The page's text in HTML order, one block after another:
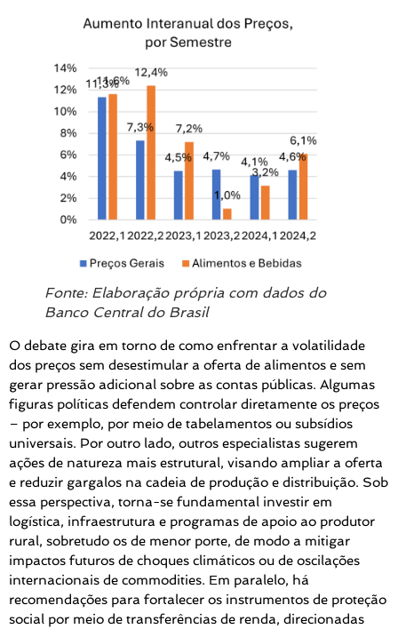
Fonte: Elaboração própria com dados do
Banco Central do Brasil
O debate gira em torno de como enfrentar a volatilidade
dos preços sem desestimular a oferta de alimentos e sem
gerar pressão adicional sobre as contas públicas. Algumas
figuras políticas defendem controlar diretamente os preços
– por exemplo, por meio de tabelamentos ou subsídios
universais. Por outro lado, outros especialistas sugerem
ações de natureza mais estrutural, visando ampliar a oferta
e reduzir gargalos na cadeia de produção e distribuição. Sob
essa perspectiva, torna-se fundamental investir em
logística, infraestrutura e programas de apoio ao produtor
rural, sobretudo os de menor porte, de modo a mitigar
impactos futuros de choques climáticos ou de oscilações
internacionais de commodities. Em paralelo, há
recomendações para fortalecer os instrumentos de proteção
social por meio de transferências de renda, direcionadas